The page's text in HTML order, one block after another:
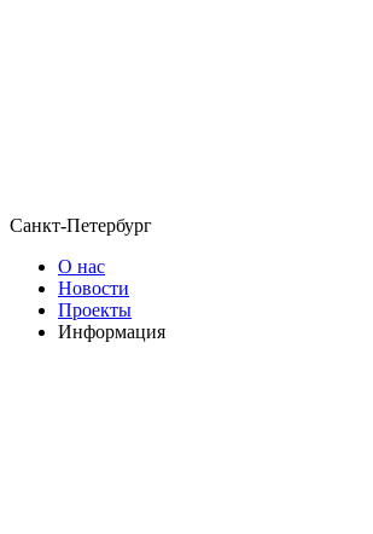
Санкт-Петербург
О нас
Новости
Проекты
Информация